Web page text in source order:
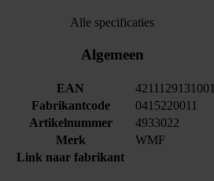
Alle specificaties
Algemeen
EAN
4211129131001
Fabrikantcode
0415220011
Artikelnummer
4933022
Merk
WMF
Link naar fabrikant